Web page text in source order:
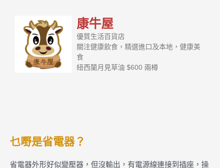
康牛屋
優質生活百貨店
關注健康飲食，精選進口及本地，健康美
食
紐西蘭月見草油 $600 兩樽
乜嘢是省電器？
省電器外形好似變壓器，但沒輸出，有電源線連接到插座，操